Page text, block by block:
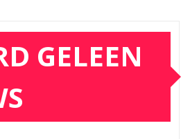
GELEEN